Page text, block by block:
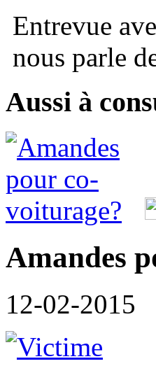
Entrevue
nous parle
Aussi à
Amandes
12-02-2015